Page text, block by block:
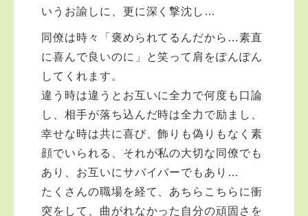
いうお諭しに、更に深く撃沈し…
同僚は時々「褒められてるんだから…素直
に喜んで良いのに」と笑って肩をぽんぽん
してくれます。
違う時は違うとお互いに全力で何度も口論
し、相手が落ち込んだ時は全力で励まし、
幸せな時は共に喜び、飾りも偽りもなく素
顔でいられる、それが私の大切な同僚でも
あり、お互いにサバイバーでもあり…
たくさんの職場を経て、あちらこちらに衝
突をして、曲がれなかった自分の頑固さを